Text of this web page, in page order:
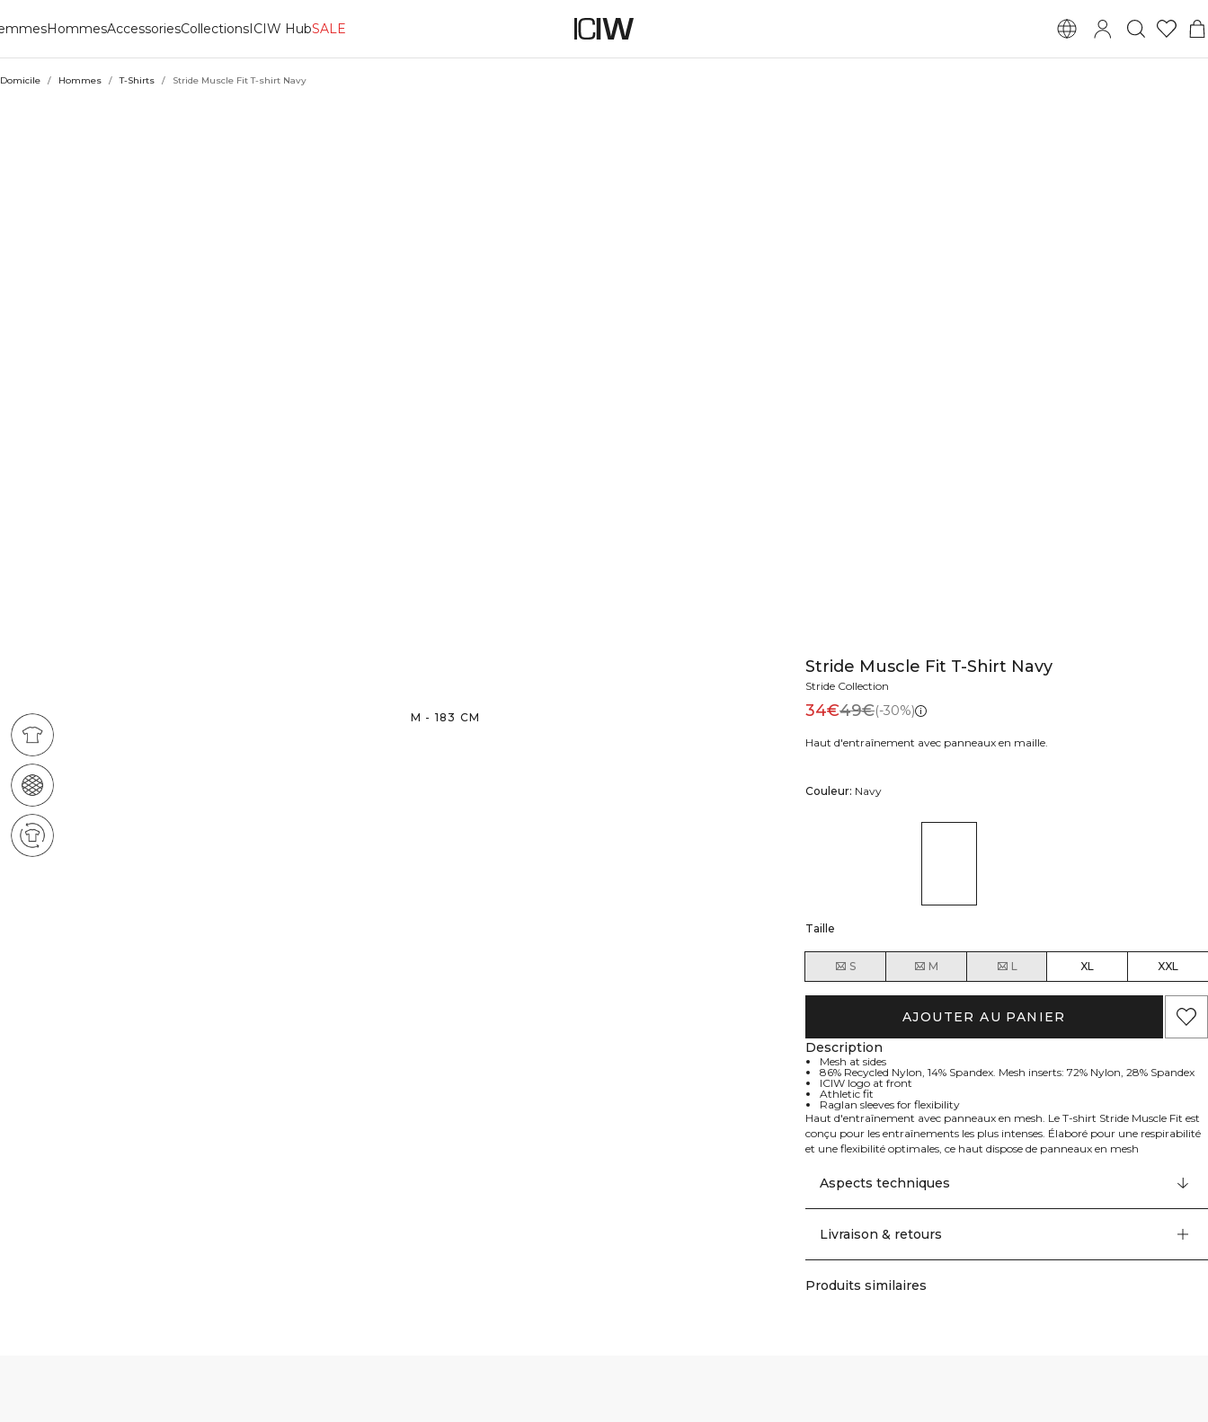
HommesAccessoriesCollectionsICIW HubSALE
Domicile / Hommes / T-Shirts / Stride Muscle Fit T-shirt Navy
M - 183 CM
Stride Muscle Fit T-Shirt Navy
Stride Collection
34€49€(-30%)
Haut d'entraînement avec panneaux en maille.
Couleur: Navy
Taille
S M L XL XXL
AJOUTER AU PANIER
Description
Mesh at sides
86% Recycled Nylon, 14% Spandex. Mesh inserts: 72% Nylon, 28% Spandex
ICIW logo at front
Athletic fit
Raglan sleeves for flexibility
Haut d'entraînement avec panneaux en mesh. Le T-shirt Stride Muscle Fit est
conçu pour les entraînements les plus intenses. Élaboré pour une respirabilité
et une flexibilité optimales, ce haut dispose de panneaux en mesh
l'humidité tout au long de vos séances d'entraînement. La coupe ajustée et les
manches raglan mettent en valeur votre silhouette tout en offrant une liberté
de mouvement totale, ce qui en fait un vêtement idéal pour diverses activités
Recyclé, 14% Elastan. Inserts en mesh: 72% Nylon, 28% Elastan.
Aspects techniques
Livraison & retours
Produits similaires